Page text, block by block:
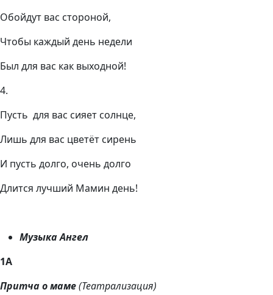
Обойдут вас стороной,
Чтобы каждый день недели
Был для вас как выходной!
4.
Пусть для вас сияет солнце,
Лишь для вас цветёт сирень
И пусть долго, очень долго
Длится лучший Мамин день!
Музыка Ангел
1А
Притча о маме(Театрализация)